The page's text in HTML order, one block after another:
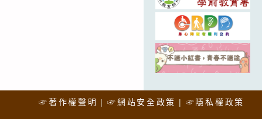
☞著作權聲明 ☞網站安全政策 ☞隱私權政策